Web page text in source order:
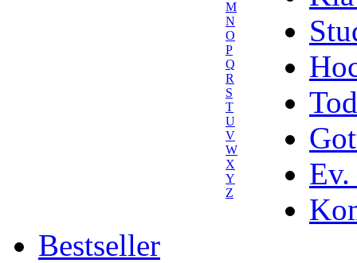
M
N
O
P
Q
R
S
T
U
V
W
X
Y
Z
Ev.
Bestseller